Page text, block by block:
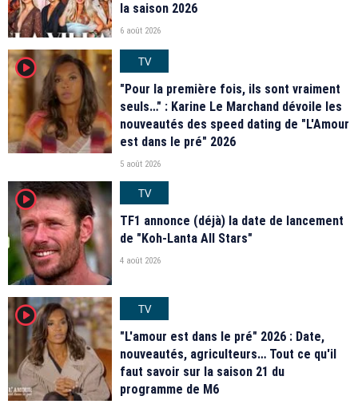
la saison 2026
6 août 2026
player2
TV
"Pour la première fois, ils sont vraiment
seuls…" : Karine Le Marchand dévoile les
nouveautés des speed dating de "L'Amour
est dans le pré" 2026
5 août 2026
player2
TV
TF1 annonce (déjà) la date de lancement
de "Koh-Lanta All Stars"
4 août 2026
player2
TV
"L'amour est dans le pré" 2026 : Date,
nouveautés, agriculteurs… Tout ce qu'il
faut savoir sur la saison 21 du
programme de M6